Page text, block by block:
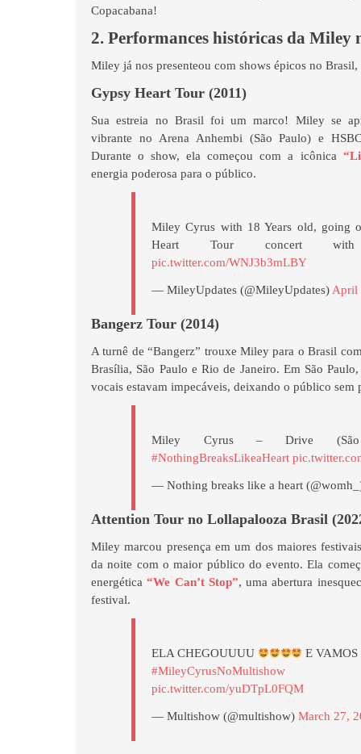
Copacabana!
2. Performances históricas da Miley
Miley já nos presenteou com shows épicos no
Gypsy Heart Tour (2011)
Sua estreia no Brasil foi um marco! Miley se
vibrante no Arena Anhembi (São Paulo) e
Durante o show, ela começou com a icônica
energia poderosa para o público.
Miley Cyrus with 18 Years old, going
Heart Tour concert
pic.twitter.com/WNJ3b3mLBY
— MileyUpdates (@MileyUpdates) April
Bangerz Tour (2014)
A turnê de “Bangerz” trouxe Miley para o Brasil
Brasília, São Paulo e Rio de Janeiro. Em São
vocais estavam impecáveis, deixando o público sem
Miley Cyrus – Drive (São
#NothingBreaksLikeaHeart
— Nothing breaks like a heart
Attention Tour no Lollapalooza Brasil
Miley marcou presença em um dos maiores
da noite com o maior público do evento. Ela
energética“We Can’t Stop”, uma abertura
festival.
ELA CHEGOUUUU
E
#MileyCyrusNoMultishow
pic.twitter.com/yuDTpL0FQM
— Multishow (@multishow)March 27,